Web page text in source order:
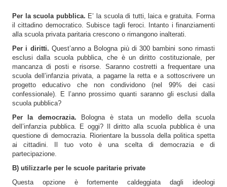
Per la scuola pubblica. E’ la scuola di tutti, laica e gratuita. Forma
il cittadino democratico. Subisce tagli feroci. Intanto i finanziamenti
alla scuola privata paritaria crescono o rimangono inalterati.
Per i diritti. Quest’anno a Bologna più di 300 bambini sono rimasti
esclusi dalla scuola pubblica, che è un diritto costituzionale, per
mancanza di posti e risorse. Saranno costretti a frequentare una
scuola dell’infanzia privata, a pagarne la retta e a sottoscrivere un
progetto educativo che non condividono (nel 99% dei casi
confessionale). E l’anno prossimo quanti saranno gli esclusi dalla
scuola pubblica?
Per la democrazia. Bologna è stata un modello della scuola
dell’infanzia pubblica. E oggi? Il diritto alla scuola pubblica è una
questione di democrazia. Riorientare la bussola della politica spetta
ai cittadini. Il tuo voto è una scelta di democrazia e di
partecipazione.
B) utilizzarle per le scuole paritarie private
Questa opzione è fortemente caldeggiata dagli ideologi